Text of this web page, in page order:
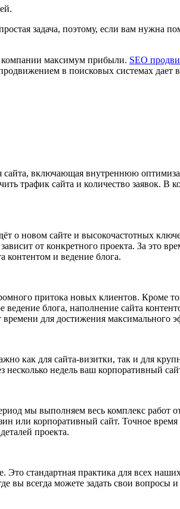
задача, поэтому, если вам нужна
компании максимум прибыли. SEO
в поисковых системах дает
сайта, включающая внутреннюю
трафик сайта и количество заявок. В
о новом сайте и высокочастотных
от конкретного проекта. За это
контентом и ведение блога.
притока новых клиентов. Кроме
блога, наполнение сайта
для достижения максимального
как для сайта-визитки, так и для
недель ваш корпоративный
мы выполняем весь комплекс работ
или корпоративный сайт. Точное
проекта.
стандартная практика для всех
всегда можете задать свои вопросы